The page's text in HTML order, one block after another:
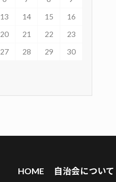
13 14 15
16
20 21 22
23
27 28 29
30
HOME 自治会について